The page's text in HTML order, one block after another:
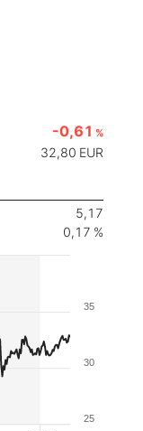
-0,61 %
32,80 EUR
5,17
0,17 %
25
30
35